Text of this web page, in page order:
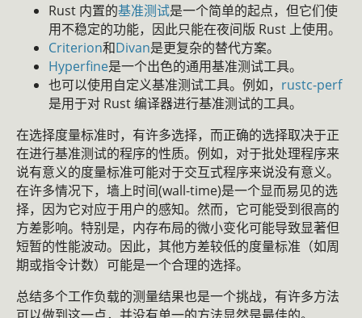
Rust 内置的基准测试是一个简单的起点，但它们使
用不稳定的功能，因此只能在夜间版 Rust 上使用。
Criterion和Divan是更复杂的替代方案。
Hyperfine是一个出色的通用基准测试工具。
也可以使用自定义基准测试工具。例如， rustc-perf
是用于对 Rust 编译器进行基准测试的工具。
在选择度量标准时，有许多选择，而正确的选择取决于正
在进行基准测试的程序的性质。例如，对于批处理程序来
说有意义的度量标准可能对于交互式程序来说没有意义。
在许多情况下，墙上时间(wall-time)是一个显而易见的选
择，因为它对应于用户的感知。然而，它可能受到很高的
方差影响。特别是，内存布局的微小变化可能导致显著但
短暂的性能波动。因此，其他方差较低的度量标准（如周
期或指令计数）可能是一个合理的选择。
总结多个工作负载的测量结果也是一个挑战，有许多方法